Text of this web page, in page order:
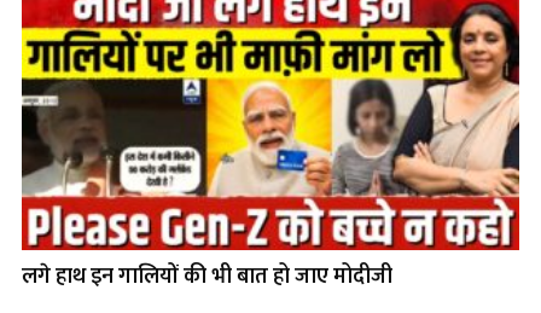
लगे हाथ इन गालियों की भी बात हो जाए मोदीजी